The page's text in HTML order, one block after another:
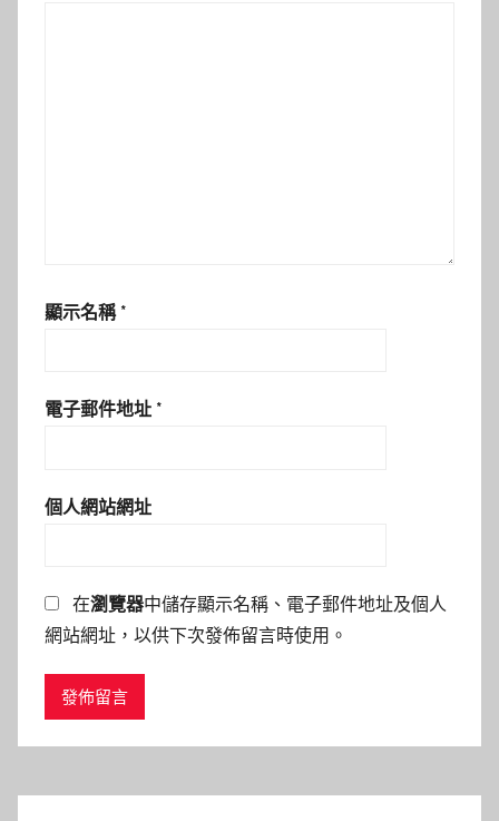
顯示名稱 *
電子郵件地址 *
個人網站網址
在瀏覽器中儲存顯示名稱、電子郵件地址及個人
網站網址，以供下次發佈留言時使用。